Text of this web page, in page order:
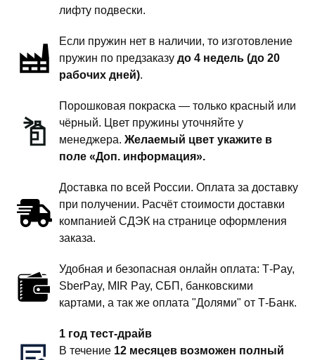
комфорт
лифту подвески.
Если пружин нет в наличии, то изготовление
пружин по предзаказу до 4 недель (до 20
рабочих дней).
Порошковая покраска — только красный или
чёрный. Цвет пружины уточняйте у
менеджера. Желаемый цвет укажите в
поле «Доп. информация».
Доставка по всей России. Оплата за доставку
при получении. Расчёт стоимости доставки
компанией СДЭК на странице оформления
заказа.
Удобная и безопасная онлайн оплата: T‑Pay,
SberPay, MIR Pay, СБП, банковскими
картами, а так же оплата "Долями" от Т-Банк.
1 год тест-драйв
В течение 12 месяцев возможен полный